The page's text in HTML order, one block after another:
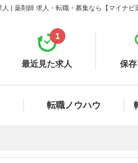
| 薬剤師 求人・転職・募集なら【マイナビ
最近見た求人
1
保
転職ノウハウ